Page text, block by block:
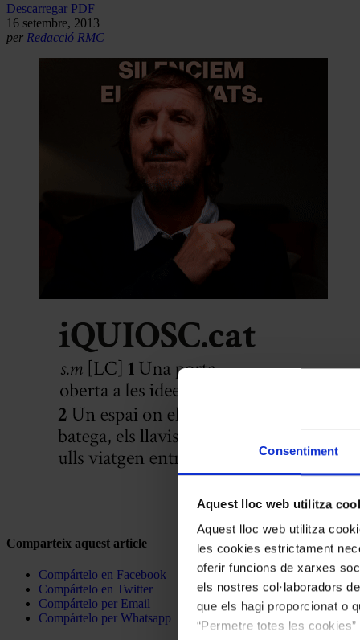
Consentiment
Aquest lloc web utilitza
Aquest lloc web utilitza
les cookies estrictament
oferir funcions de xarxes
els nostres col·laboradors
que els hagi proporcionat o
“Permetre totes les
Descarregar PDF
16 setembre, 2013
per Redacció RMC
Comparteix aquest article
Compártelo en Facebook
Compártelo en Twitter
Compártelo per Email
Compártelo per Whatsapp